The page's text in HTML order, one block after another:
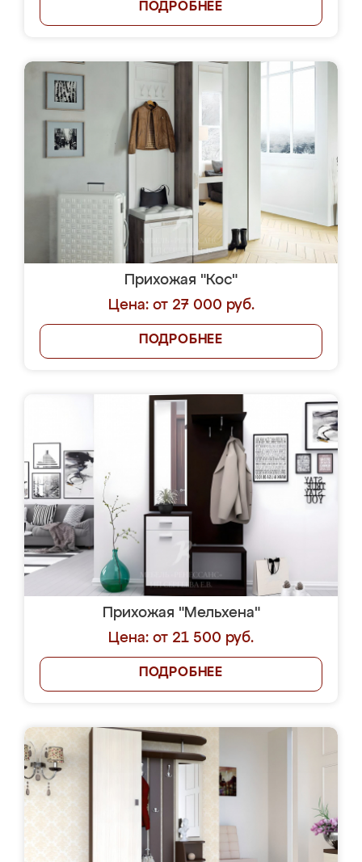
ПОДРОБНЕЕ
Прихожая "Кос"
Цена: от 27 000 руб.
ПОДРОБНЕЕ
Прихожая "Мельхена"
Цена: от 21 500 руб.
ПОДРОБНЕЕ